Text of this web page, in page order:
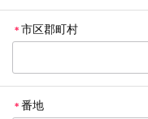
＊ 市区郡町村
＊ 番地